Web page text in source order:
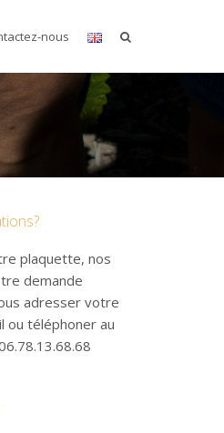
nous
plaquette, nos
demande
adresser votre
ou téléphoner au